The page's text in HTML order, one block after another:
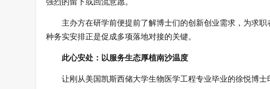
强烈的留下或回流意愿。
主办方在研学前便提前了解博士们的创新创业需求，为求
种务实安排正是促成多项落地对接的关键。
此心安处：以服务生态厚植南沙温度
让刚从美国凯斯西储大学生物医学工程专业毕业的徐悦博士